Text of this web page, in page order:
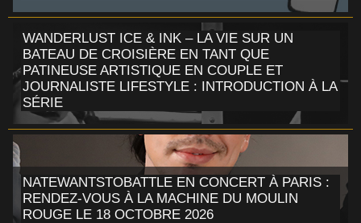
WANDERLUST ICE & INK – LA VIE SUR UN
BATEAU DE CROISIÈRE EN TANT QUE
PATINEUSE ARTISTIQUE EN COUPLE ET
JOURNALISTE LIFESTYLE : INTRODUCTION À LA
SÉRIE
NATEWANTSTOBATTLE EN CONCERT À PARIS :
RENDEZ-VOUS À LA MACHINE DU MOULIN
ROUGE LE 18 OCTOBRE 2026